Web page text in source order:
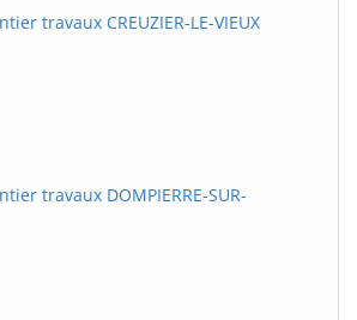
travaux CREUZIER-LE-VIEUX
travaux DOMPIERRE-SUR-